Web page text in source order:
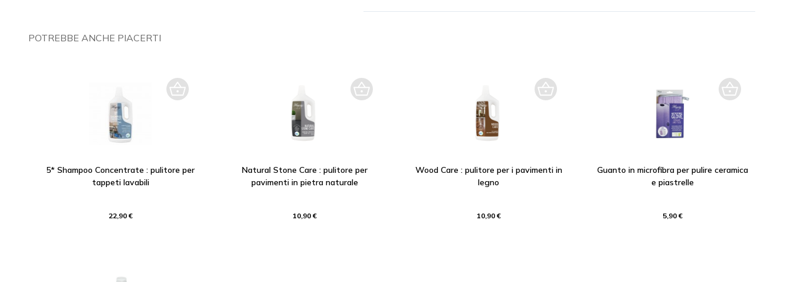
POTREBBE ANCHE PIACERTI
5* Shampoo Concentrate : pulitore per
tappeti lavabili
22,90 €
Natural Stone Care : pulitore per
pavimenti in pietra naturale
10,90 €
Wood Care : pulitore per i pavimenti in
legno
10,90 €
Guanto in microfibra per pulire ceramica
e piastrelle
5,90 €